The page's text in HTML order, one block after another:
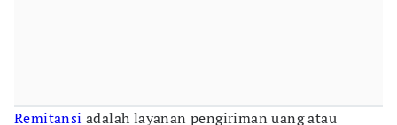
Remitansi adalah layanan pengiriman uang atau